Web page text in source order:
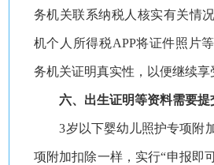
务机关联系纳税人核实有关情
机个人所得税APP将证件照片
务机关证明真实性，以便继续享
六、出生证明等资料需要提
3岁以下婴幼儿照护专项附
项附加扣除一样，实行“申报即